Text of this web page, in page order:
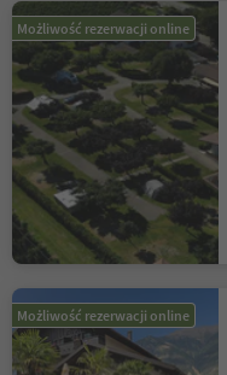
Możliwość rezerwacji online
Możliwość rezerwacji online